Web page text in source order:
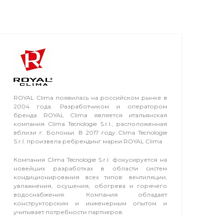
ROYAL Clima появилась на российском рынке в
2004 года. Разработчиком и оператором
бренда ROYAL Clima является итальянская
компания Clima Tecnologie S.r.l., расположенная
вблизи г. Болоньи. В 2017 году Clima Tecnologie
S.r.l. произвела ребрендинг марки ROYAL Clima
Компания Clima Tecnologie S.r.l. фокусируется на
новейших разработках в области систем
кондиционирования всех типов: вентиляции,
увлажнения, осушения, обогрева и горячего
водоснабжения. Компания обладает
конструкторским и инженерным опытом и
учитывает потребности партнеров.